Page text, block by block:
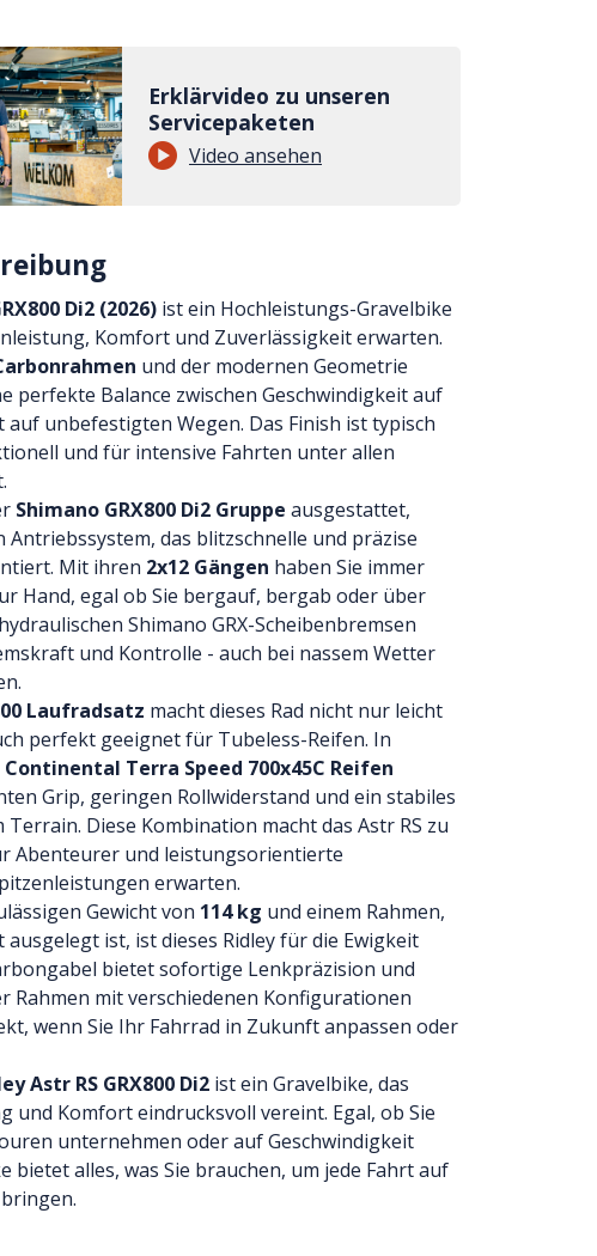
Erklärvideo zu unseren
Servicepaketen
Video ansehen
Di2 (2026) ist ein Hochleistungs-Gravelbike
Komfort und Zuverlässigkeit erwarten.
und der modernen Geometrie
perfekte Balance zwischen Geschwindigkeit auf
unbefestigten Wegen. Das Finish ist typisch
und für intensive Fahrten unter allen
Shimano GRX800 Di2 Gruppe ausgestattet,
das blitzschnelle und präzise
Mit ihren 2x12 Gängen haben Sie immer
Hand, egal ob Sie bergauf, bergab oder über
Shimano GRX-Scheibenbremsen
und Kontrolle - auch bei nassem Wetter
Laufradsatz macht dieses Rad nicht nur leicht
perfekt geeignet für Tubeless-Reifen. In
Continental Terra Speed 700x45C Reifen
Grip, geringen Rollwiderstand und ein stabiles
Diese Kombination macht das Astr RS zu
Abenteurer und leistungsorientierte
erwarten.
Gewicht von 114 kg und einem Rahmen,
ist, ist dieses Ridley für die Ewigkeit
bietet sofortige Lenkpräzision und
Rahmen mit verschiedenen Konfigurationen
wenn Sie Ihr Fahrrad in Zukunft anpassen oder
Astr RS GRX800 Di2 ist ein Gravelbike, das
und Komfort eindrucksvoll vereint. Egal, ob Sie
unternehmen oder auf Geschwindigkeit
bietet alles, was Sie brauchen, um jede Fahrt auf